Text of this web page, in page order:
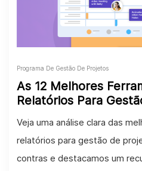
Programa De Gestão De Projetos
As 12 Melhores
Relatórios Para
Veja uma análise clara das
relatórios para gestão de
contras e destacamos um